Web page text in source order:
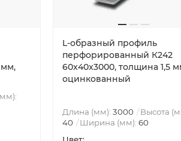
мм,
L-образный профиль
перфорированный К242
60x40x3000, толщина 1,5
оцинкованный
Длина (мм): 3000
Высота
40
Ширина (мм): 60
Цвет: